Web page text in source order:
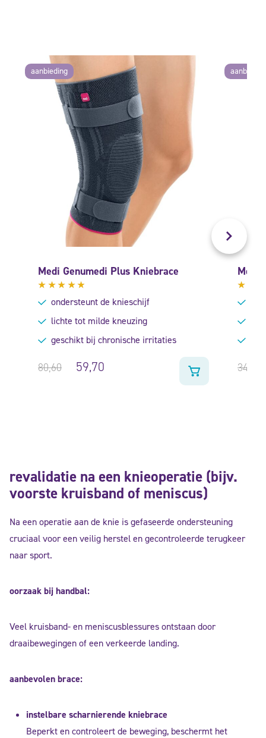
aanbieding
Medi Genumedi Plus Kniebrace
Gewaardeerd
4.67uit
ondersteunt de knieschijf
lichte tot milde kneuzing
geschikt bij chronische irritaties
80,60 59,70
Move
4.33
34,95
revalidatie na een knieoperatie (bijv.
voorste kruisband of meniscus)
Na een operatie aan de knie is gefaseerde ondersteuning
cruciaal voor een veilig herstel en gecontroleerde terugkeer
naar sport.
oorzaak bij handbal:
Veel kruisband- en meniscusblessures ontstaan door
draaibewegingen of een verkeerde landing.
aanbevolen brace:
instelbare scharnierende kniebrace
Beperkt en controleert de beweging, beschermt het